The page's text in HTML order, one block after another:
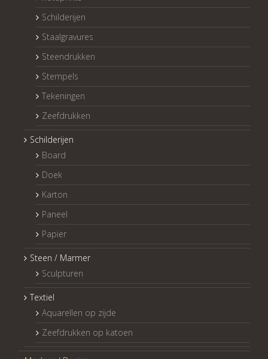
Schilderijen
Staalgravures
Steendrukken
Stempels
Tekeningen
Zeefdrukken
Schilderijen
Board
Doek
Karton
Paneel
Papier
Steen / Marmer
Sculpturen
Textiel
Aquarellen op zijde
Zeefdrukken op katoen